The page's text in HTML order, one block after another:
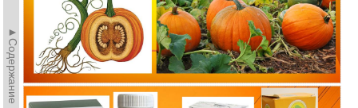
►Содержание►